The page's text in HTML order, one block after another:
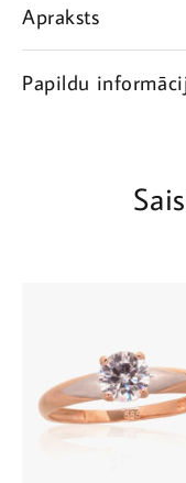
Apraksts
Papildu